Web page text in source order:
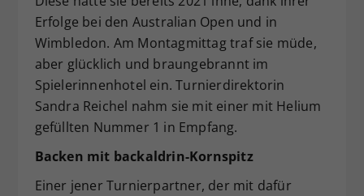
Erfolge bei den Australian Open und in
Wimbledon. Am Montagmittag traf sie müde,
aber glücklich und braungebrannt im
Spielerinnenhotel ein. Turnierdirektorin
Sandra Reichel nahm sie mit einer mit Helium
gefüllten Nummer 1 in Empfang.
Backen mit backaldrin-Kornspitz
Einer jener Turnierpartner, der mit dafür